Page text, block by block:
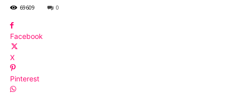
69609 0
Facebook
X
Pinterest